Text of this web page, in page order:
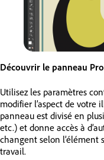
Découvrir le panneau
Utilisez les paramètres
modifier l’aspect de votre
panneau est divisé en
etc.) et donne accès à
changent selon l’élément
travail.